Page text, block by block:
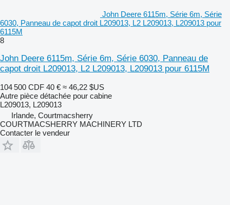
John Deere 6115m, Série 6m, Série
6030, Panneau de capot droit L209013, L2 L209013, L209013 pour
6115M
8
John Deere 6115m, Série 6m, Série 6030, Panneau de
capot droit L209013, L2 L209013, L209013 pour 6115M
104 500 CDF 40 € ≈ 46,22 $US
Autre pièce détachée pour cabine
L209013, L209013
Irlande, Courtmacsherry
COURTMACSHERRY MACHINERY LTD
Contacter le vendeur